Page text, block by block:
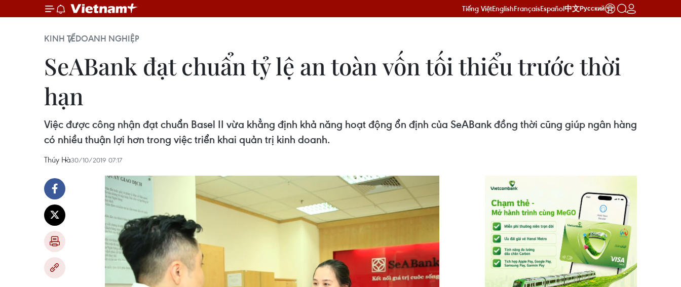
Tiếng ViệtEnglishFrançaisEspañol中文Русский
KINH TẾDOANH NGHIỆP
SeABank đạt chuẩn tỷ lệ an toàn vốn tối thiểu trước thời
hạn
Việc được công nhận đạt chuẩn Basel II vừa khẳng định khả năng hoạt động ổn định của SeABank đồng thời cũng giúp ngân hàng
có nhiều thuận lợi hơn trong việc triển khai quản trị kinh doanh.
Thúy Hà30/10/2019 07:17